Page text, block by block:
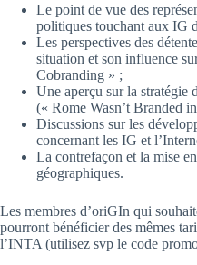
Le point de vue des
politiques touchant aux IG
Les perspectives des
situation et son influence
Cobranding » ;
Une aperçu sur la stratégie
(« Rome Wasn’t Branded
Discussions sur les
concernant les IG et
La contrefaçon et la mise
géographiques.
Les membres d’oriGIn qui
pourront bénéficier des mêmes
l’INTA (utilisez svp le code